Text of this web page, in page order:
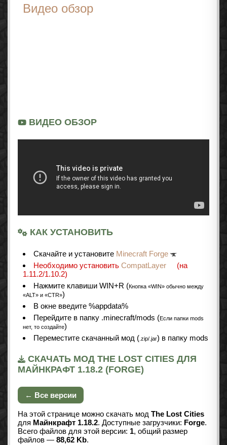
Видео обзор
ВИДЕО ОБЗОР
КАК УСТАНОВИТЬ
Cкачайте и установите Minecraft Forge
Необходимо установить CompatLayer
(на
1.11.2/1.10.2)
Нажмите клавиши WIN+R (Кнопка «WIN» обычно между
«ALT» и «CTR»)
В окне введите %appdata%
Перейдите в папку .minecraft/mods (Если папки mods
нет, то создайте)
Переместите скачанный мод (.zip/.jar) в папку mods
СКАЧАТЬ МОД THE LOST CITIES ДЛЯ
МАЙНКРАФТ 1.18.2 (FORGE)
← Все версии
На этой странице можно скачать мод The Lost Cities
для Майнкрафт 1.18.2. Доступные загрузчики: Forge.
Всего файлов для этой версии: 1, общий размер
файлов — 88,62 Kb.